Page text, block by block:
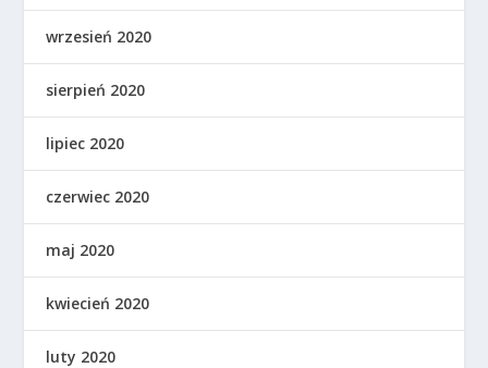
wrzesień 2020
sierpień 2020
lipiec 2020
czerwiec 2020
maj 2020
kwiecień 2020
luty 2020